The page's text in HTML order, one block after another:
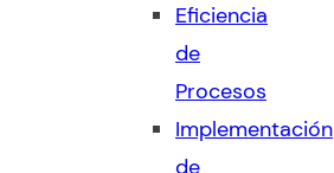
Eficiencia
de
Procesos
Implementación
de